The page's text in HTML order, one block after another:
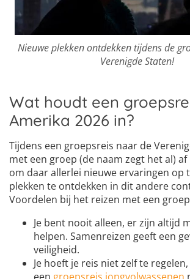
Nieuwe plekken ontdekken tijdens de
Verenigde Staten!
Wat houdt een
Amerika 2026 in?
Tijdens een groepsreis naar de
met een groep (de naam zegt het al) af
om daar allerlei nieuwe ervaringen op
plekken te ontdekken in dit andere
Voordelen bij het reizen met een
Je bent nooit alleen, er zijn altijd
helpen. Samenreizen geeft een
veiligheid.
Je hoeft je reis niet zelf te
een groepsreis jongvolwassenen